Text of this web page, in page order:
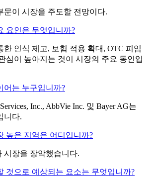
문이 시장을 주도할 전망이다.
요인은 무엇입니까?
한 인식 제고, 보험 적용 확대, OTC 피임
심이 높아지는 것이 시장의 주요 동인입
어는 누구입니까?
Inc., AbbVie Inc. 및 Bayer AG는
니다.
높은 지역은 어디입니까?
시장을 장악했습니다.
것으로 예상되는 요소는 무엇입니까?